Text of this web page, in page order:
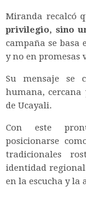
Miranda recalcó
privilegio, sino
campaña se basa
y no en promesas
Su mensaje se
humana, cercana
de Ucayali.
Con este
posicionarse
tradicionales
identidad
en la escucha y la